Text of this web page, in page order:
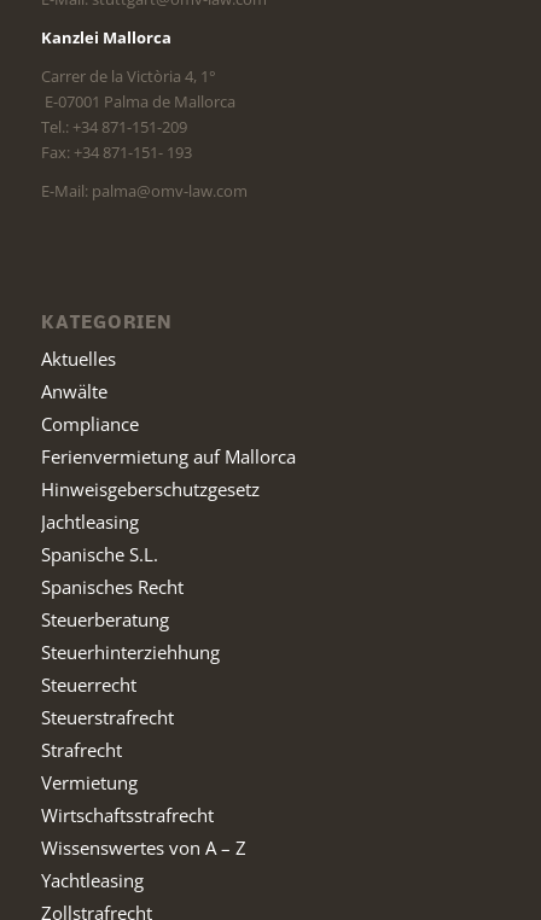
Kanzlei Mallorca
Carrer de la Victòria 4, 1°
E-07001 Palma de Mallorca
Tel.: +34 871-151-209
Fax: +34 871-151- 193
E-Mail: palma@omv-law.com
KATEGORIEN
Aktuelles
Anwälte
Compliance
Ferienvermietung auf Mallorca
Hinweisgeberschutzgesetz
Jachtleasing
Spanische S.L.
Spanisches Recht
Steuerberatung
Steuerhinterziehhung
Steuerrecht
Steuerstrafrecht
Strafrecht
Vermietung
Wirtschaftsstrafrecht
Wissenswertes von A – Z
Yachtleasing
Zollstrafrecht